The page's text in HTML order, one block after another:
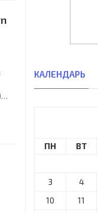
КАЛЕНДАРЬ
ПН ВТ
3
4
10
11